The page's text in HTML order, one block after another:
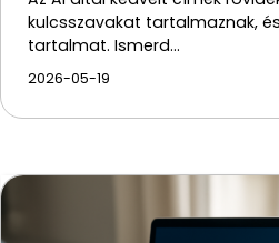
kulcsszavakat tartalmaznak,
tartalmat. Ismerd…
2026-05-19